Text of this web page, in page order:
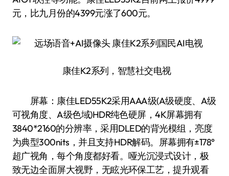
元，比九月份的4399元涨了600元。
康佳K2系列，智慧社交电视
屏幕：康佳LED55K2采用AAA级(A级硬度、A级
可视角度、A级色域)HDR纯色硬屏，4K屏幕拥有
3840*2160的分辨率，采用DLED的背光模组，亮度
为典型300nits，并且支持HDR解码。屏幕拥有±178°
超广视角，每个角度都好看。哑光沉浸式设计，极
致无边全面屏大视野，无眩光环保工艺，提升观看